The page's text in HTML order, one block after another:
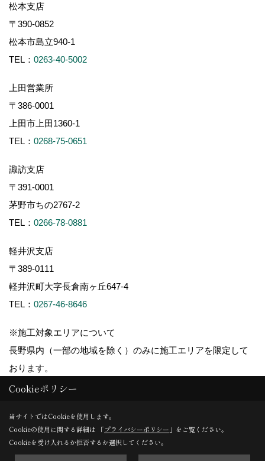
松本支店
〒390-0852
松本市島立940-1
TEL： 0263-40-5002
上田営業所
〒386-0001
上田市上田1360-1
TEL： 0268-75-0651
諏訪支店
〒391-0001
茅野市ちの2767-2
TEL： 0266-78-0881
軽井沢支店
〒389-0111
軽井沢町大字長倉南ヶ丘647-4
TEL： 0267-46-8646
※施工対象エリアについて
長野県内（一部の地域を除く）のみに施工エリアを限定して
おります。
Copyright (c) ForestCorporation. All Rights Reserved.
Cookieポリシー
当サイトではCookieを使用します。
Cookieの使用に関する詳細は 「プライバシーポリシー 」をご覧ください。
Cookieを受け入れるか拒否するか選択してください。